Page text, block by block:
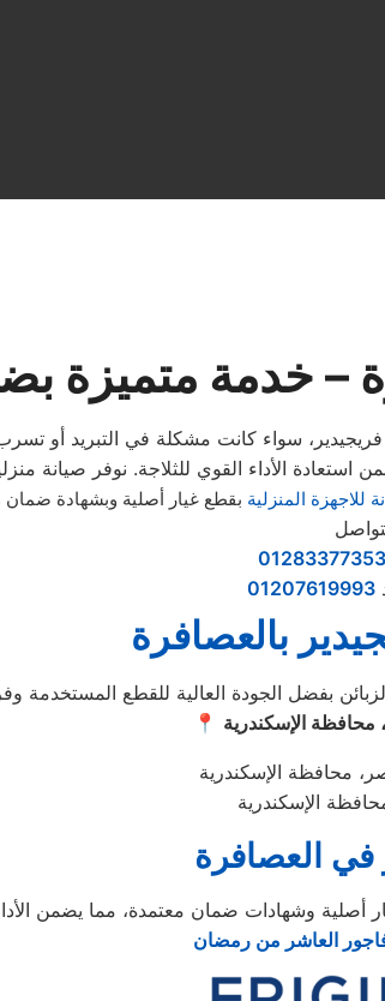
– خدمة متميزة
سواء كانت مشكلة في التبريد أو
للاجهزة المنزلية بقطع غيار أصلية وبشهادة
01283377353
01207619993
بالعصافرة
📍
محافظة الإسكندرية
الإسكندرية
في العصافرة
العاشر من رمضان